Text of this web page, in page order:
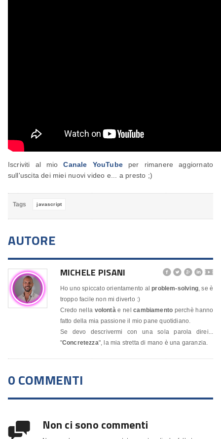
Iscriviti al mioCanale YouTube per rimanere aggiornato
sull'uscita dei miei nuovi video e... a presto ;)
Tags javascript
AUTORE
MICHELE PISANI     🎬
Ho uno spiccato orientamento alproblem-solving, se è
troppo facile non mi diverto :)
Credo nella volontà e nelcambiamento perchè hanno
fatto della mia passione il mio pane quotidiano.
Se devo descrivermi con una sola parola direi...
"Concretezza", la mia stretta di mano è una garanzia.
0 COMMENTI
 Non ci sono commenti